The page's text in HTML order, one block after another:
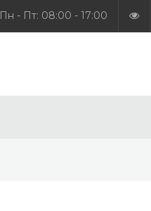
Пн - Пт: 08:00 - 17:00